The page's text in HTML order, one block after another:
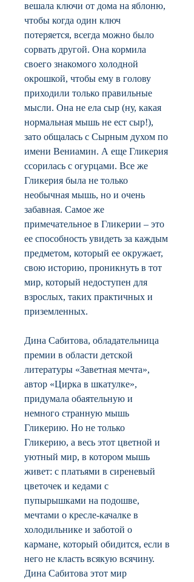
вешала ключи от дома на яблоню,
чтобы когда один ключ
потеряется, всегда можно было
сорвать другой. Она кормила
своего знакомого холодной
окрошкой, чтобы ему в голову
приходили только правильные
мысли. Она не ела сыр (ну, какая
нормальная мышь не ест сыр!),
зато общалась с Сырным духом по
имени Вениамин. А еще Гликерия
ссорилась с огурцами. Все же
Гликерия была не только
необычная мышь, но и очень
забавная. Самое же
примечательное в Гликерии – это
ее способность увидеть за каждым
предметом, который ее окружает,
свою историю, проникнуть в тот
мир, который недоступен для
взрослых, таких практичных и
приземленных.
Дина Сабитова, обладательница
премии в области детской
литературы «Заветная мечта»,
автор «Цирка в шкатулке»,
придумала обаятельную и
немного странную мышь
Гликерию. Но не только
Гликерию, а весь этот цветной и
уютный мир, в котором мышь
живет: с платьями в сиреневый
цветочек и кедами с
пупырышками на подошве,
мечтами о кресле-качалке в
холодильнике и заботой о
кармане, который обидится, если в
него не класть всякую всячину.
Дина Сабитова этот мир